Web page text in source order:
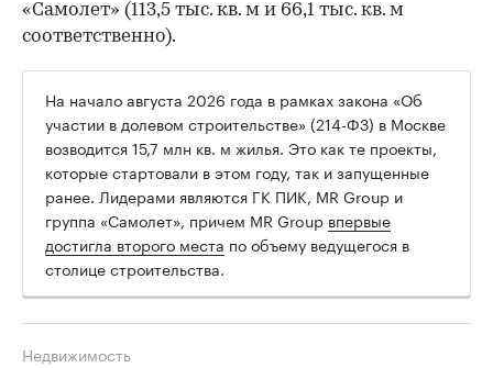
«Самолет» (113,5 тыс. кв. м и 66,1 тыс. кв. м
соответственно).
На начало августа 2026 года в рамках закона «Об
участии в долевом строительстве» (214-ФЗ) в Москве
возводится 15,7 млн кв. м жилья. Это как те проекты,
которые стартовали в этом году, так и запущенные
ранее. Лидерами являются ГК ПИК, MR Group и
группа «Самолет», причем MR Group впервые
достигла второго места по объему ведущегося в
столице строительства.
Недвижимость